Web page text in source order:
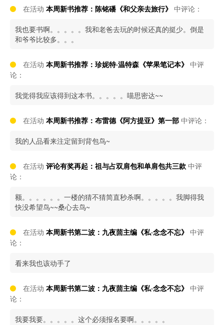
在活动 本周新书推荐：陈铭磻《和父亲去旅行》 中评论：
我也要书啊。。。。。我和老爸去玩的时候还真的挺少。倒是
和爷爷比较多。。。
在活动 本周新书推荐：珍妮特·温特森《苹果笔记本》 中评
论：
我觉得我应该得到这本书。。。。。喵思密达~~
在活动 本周新书推荐：布雷德《阿方提亚》第一部 中评论：
我的人品看来注定留到背包鸟~
在活动 评论有奖再起：祖与占双肩包和单肩包共三款 中评
论：
额。。。。。。一楼的猜不猜简直秒杀啊。。。。。我脚得我
快没希望鸟~~桑心去鸟~
在活动 本周新书第二波：九夜茴主编《私·念念不忘》 中评
论：
看来我也该动手了
在活动 本周新书第二波：九夜茴主编《私·念念不忘》 中评
论：
我要我要。。。。。这个必须报名要啊。。。。。